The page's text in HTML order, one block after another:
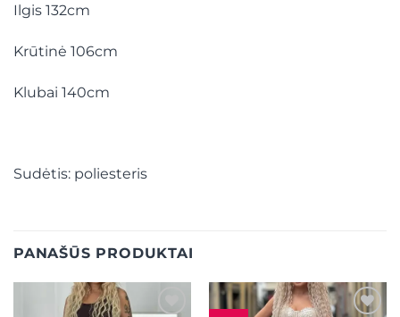
Ilgis 132cm
Krūtinė 106cm
Klubai 140cm
Sudėtis: poliesteris
PANAŠŪS PRODUKTAI